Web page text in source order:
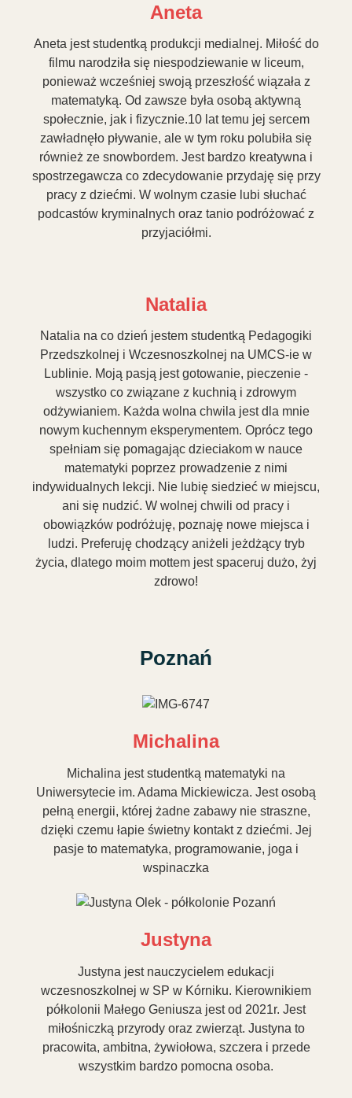
Aneta
Aneta jest studentką produkcji medialnej. Miłość do
filmu narodziła się niespodziewanie w liceum,
ponieważ wcześniej swoją przeszłość wiązała z
matematyką. Od zawsze była osobą aktywną
społecznie, jak i fizycznie.10 lat temu jej sercem
zawładnęło pływanie, ale w tym roku polubiła się
również ze snowbordem. Jest bardzo kreatywna i
spostrzegawcza co zdecydowanie przydaję się przy
pracy z dziećmi. W wolnym czasie lubi słuchać
podcastów kryminalnych oraz tanio podróżować z
przyjaciółmi.
Natalia
Natalia na co dzień jestem studentką Pedagogiki
Przedszkolnej i Wczesnoszkolnej na UMCS-ie w
Lublinie. Moją pasją jest gotowanie, pieczenie -
wszystko co związane z kuchnią i zdrowym
odżywianiem. Każda wolna chwila jest dla mnie
nowym kuchennym eksperymentem. Oprócz tego
spełniam się pomagając dzieciakom w nauce
matematyki poprzez prowadzenie z nimi
indywidualnych lekcji. Nie lubię siedzieć w miejscu,
ani się nudzić. W wolnej chwili od pracy i
obowiązków podróżuję, poznaję nowe miejsca i
ludzi. Preferuję chodzący aniżeli jeżdżący tryb
życia, dlatego moim mottem jest spaceruj dużo, żyj
zdrowo!
Poznań
Michalina
Michalina jest studentką matematyki na
Uniwersytecie im. Adama Mickiewicza. Jest osobą
pełną energii, której żadne zabawy nie straszne,
dzięki czemu łapie świetny kontakt z dziećmi. Jej
pasje to matematyka, programowanie, joga i
wspinaczka
Justyna
Justyna jest nauczycielem edukacji
wczesnoszkolnej w SP w Kórniku. Kierownikiem
półkolonii Małego Geniusza jest od 2021r. Jest
miłośniczką przyrody oraz zwierząt. Justyna to
pracowita, ambitna, żywiołowa, szczera i przede
wszystkim bardzo pomocna osoba.